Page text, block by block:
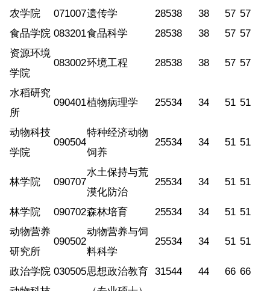
农学院 071007遗传学 28538 38 57 57
食品学院 083201食品科学 28538 38 57 57
资源环境
学院
083002环境工程 28538 38 57 57
水稻研究
所
090401植物病理学 25534 34 51 51
动物科技
学院
090504
特种经济动物
饲养
25534 34 51 51
林学院 090707
水土保持与荒
漠化防治
25534 34 51 51
林学院 090702森林培育 25534 34 51 51
动物营养
研究所
090502
动物营养与饲
料科学
25534 34 51 51
政治学院 030505思想政治教育 31544 44 66 66